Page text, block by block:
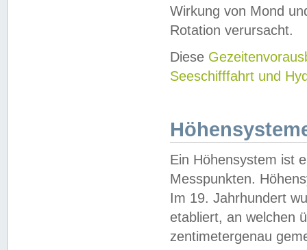
Wirkung von Mond
Rotation verursacht.
Diese
Seeschifffahrt und
Ein Höhensystem ist
Messpunkten.
Im 19. Jahrhundert
etabliert, an welchen
zentimetergenau